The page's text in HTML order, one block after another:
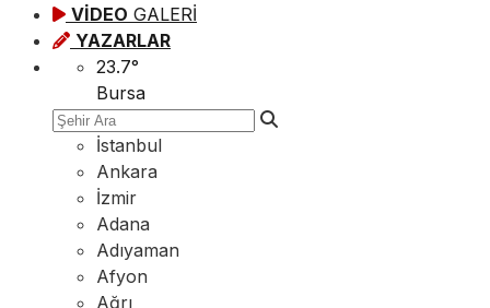
VİDEO GALERİ
YAZARLAR
23.7°
Bursa
İstanbul
Ankara
İzmir
Adana
Adıyaman
Afyon
Ağrı